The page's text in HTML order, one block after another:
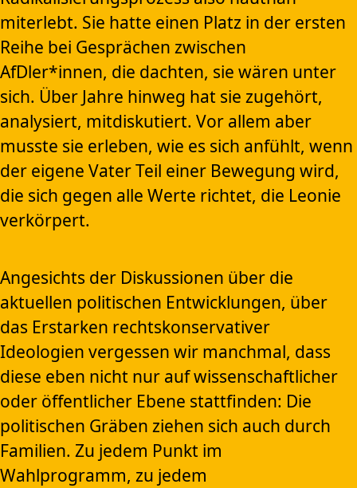
miterlebt. Sie hatte einen Platz in der ersten
Reihe bei Gesprächen zwischen
AfDler*innen, die dachten, sie wären unter
sich. Über Jahre hinweg hat sie zugehört,
analysiert, mitdiskutiert. Vor allem aber
musste sie erleben, wie es sich anfühlt, wenn
der eigene Vater Teil einer Bewegung wird,
die sich gegen alle Werte richtet, die Leonie
verkörpert.
Angesichts der Diskussionen über die
aktuellen politischen Entwicklungen, über
das Erstarken rechtskonservativer
Ideologien vergessen wir manchmal, dass
diese eben nicht nur auf wissenschaftlicher
oder öffentlicher Ebene stattfinden: Die
politischen Gräben ziehen sich auch durch
Familien. Zu jedem Punkt im
Wahlprogramm, zu jedem